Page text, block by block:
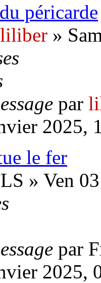
péricarde
liliber »
par
2025,
le fer
» Ven
par
2025,